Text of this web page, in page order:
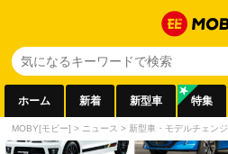
ホーム 新着 新型車 特集
MOBY[モビー] > ニュース > 新型車・モデルチェンジ